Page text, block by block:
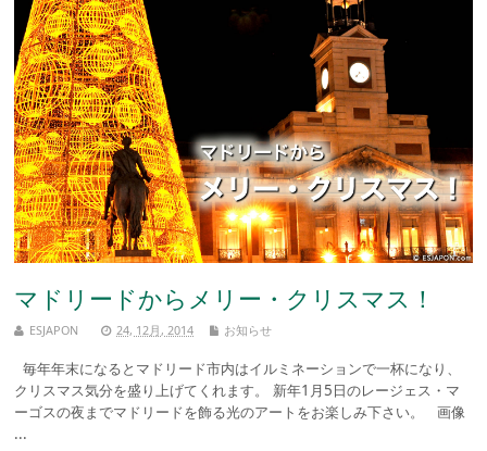
マドリードからメリー・クリスマス！
ESJAPON 24, 12月, 2014 お知らせ
毎年年末になるとマドリード市内はイルミネーションで一杯になり、
クリスマス気分を盛り上げてくれます。 新年1月5日のレージェス・マ
ーゴスの夜までマドリードを飾る光のアートをお楽しみ下さい。 画像
...